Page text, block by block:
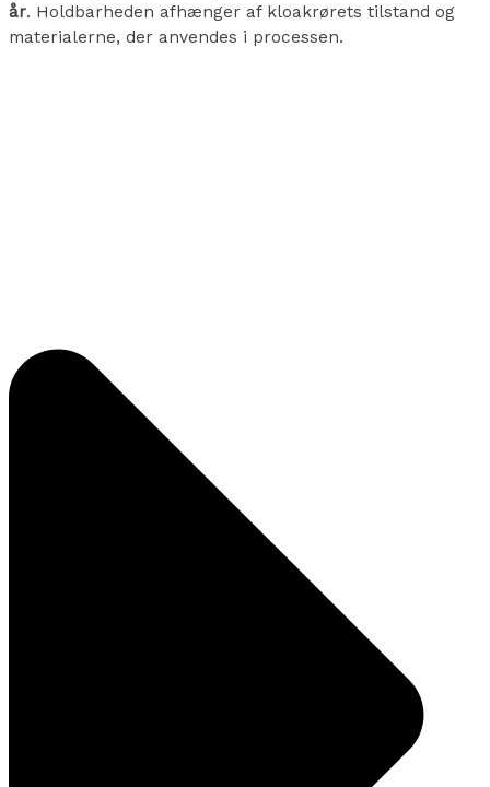
år. Holdbarheden afhænger af kloakrørets tilstand og
materialerne, der anvendes i processen.